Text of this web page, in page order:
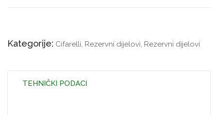
Kategorije: Cifarelli, Rezervni dijelovi, Rezervni dijelovi
TEHNIČKI PODACI